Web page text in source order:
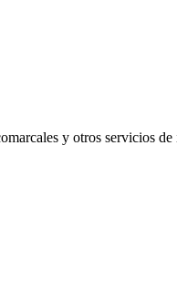
y otros servicios de